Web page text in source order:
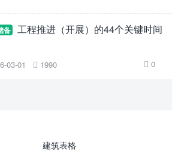
备
工程推进（开展）的44个关键时间
03-01  1990  0
建筑表格